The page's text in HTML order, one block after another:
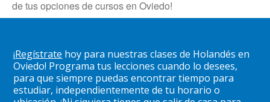
de tus opciones de cursos en Oviedo!
¡Regístrate hoy para nuestras clases de Holandés en
Oviedo! Programa tus lecciones cuando lo desees,
para que siempre puedas encontrar tiempo para
estudiar, independientemente de tu horario o